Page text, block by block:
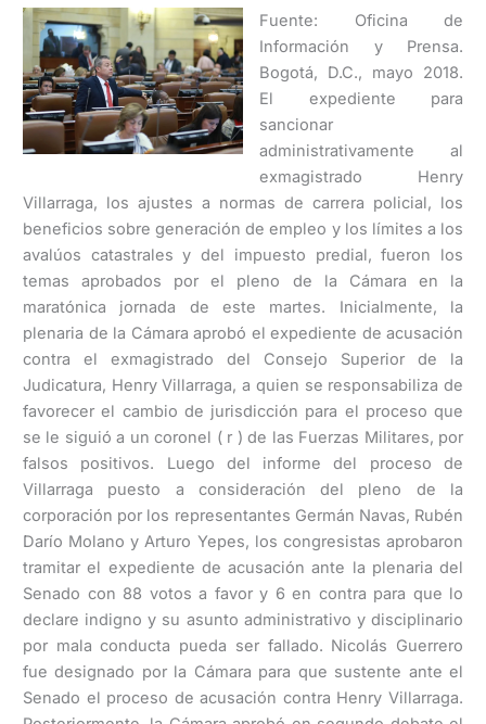
Fuente: Oficina de
Información y Prensa.
Bogotá, D.C., mayo 2018.
El expediente para
sancionar
administrativamente al
exmagistrado Henry
Villarraga, los ajustes a normas de carrera policial, los
beneficios sobre generación de empleo y los límites a los
avalúos catastrales y del impuesto predial, fueron los
temas aprobados por el pleno de la Cámara en la
maratónica jornada de este martes. Inicialmente, la
plenaria de la Cámara aprobó el expediente de acusación
contra el exmagistrado del Consejo Superior de la
Judicatura, Henry Villarraga, a quien se responsabiliza de
favorecer el cambio de jurisdicción para el proceso que
se le siguió a un coronel ( r ) de las Fuerzas Militares, por
falsos positivos. Luego del informe del proceso de
Villarraga puesto a consideración del pleno de la
corporación por los representantes Germán Navas, Rubén
Darío Molano y Arturo Yepes, los congresistas aprobaron
tramitar el expediente de acusación ante la plenaria del
Senado con 88 votos a favor y 6 en contra para que lo
declare indigno y su asunto administrativo y disciplinario
por mala conducta pueda ser fallado. Nicolás Guerrero
fue designado por la Cámara para que sustente ante el
Senado el proceso de acusación contra Henry Villarraga.